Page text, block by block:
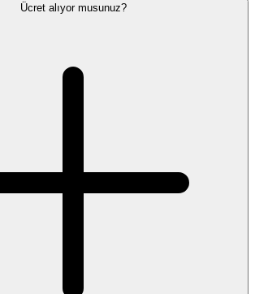
Ücret alıyor musunuz?